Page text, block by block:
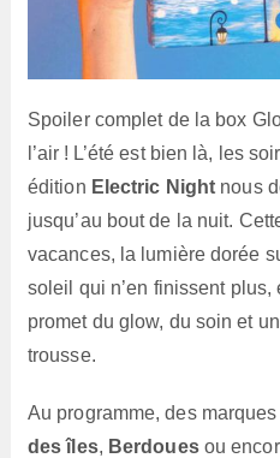
Spoiler complet de la box
l’air ! L’été est bien là, les
édition Electric Night nous
jusqu’au bout de la nuit.
vacances, la lumière dorée
soleil qui n’en finissent
promet du glow, du soin et
trousse.
Au programme, des
des îles, Berdouesou